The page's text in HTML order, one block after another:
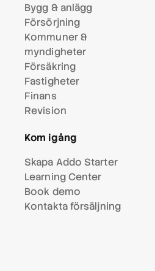
Bygg & anlägg
Försörjning
Kommuner &
myndigheter
Försäkring
Fastigheter
Finans
Revision
Kom igång
Skapa Addo Starter
Learning Center
Book demo
Kontakta försäljning